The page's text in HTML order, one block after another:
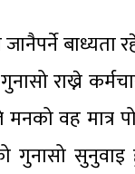
राख्ने
वह मात्र
गुनासो